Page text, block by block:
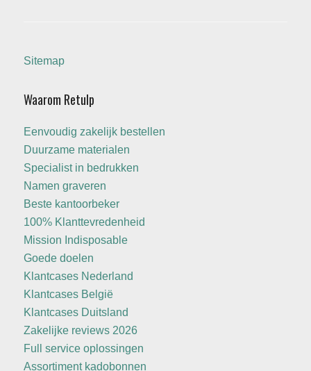
Sitemap
Waarom Retulp
Eenvoudig zakelijk bestellen
Duurzame materialen
Specialist in bedrukken
Namen graveren
Beste kantoorbeker
100% Klanttevredenheid
Mission Indisposable
Goede doelen
Klantcases Nederland
Klantcases België
Klantcases Duitsland
Zakelijke reviews 2026
Full service oplossingen
Assortiment kadobonnen